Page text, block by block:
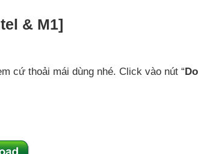
& M1]
cứ thoải mái dùng nhé. Click vào nút “